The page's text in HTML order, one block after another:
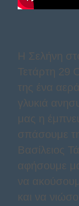
Η Σελήνη
Τετάρτη 29
της ένα
γλυκιά
μας η
σπάσουμε
Βασίλειος
αφήσουμε
να
και να